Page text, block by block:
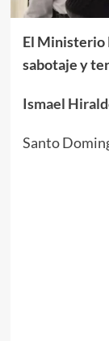
El Ministerio
sabotaje y
Ismael
Santo